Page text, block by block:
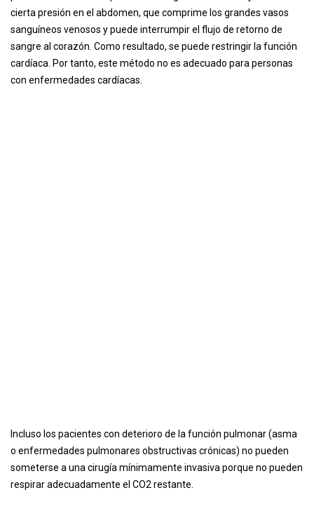
cierta presión en el abdomen, que comprime los grandes vasos
sanguíneos venosos y puede interrumpir el flujo de retorno de
sangre al corazón. Como resultado, se puede restringir la función
cardíaca. Por tanto, este método no es adecuado para personas
con enfermedades cardíacas.
Incluso los pacientes con deterioro de la función pulmonar (asma
o enfermedades pulmonares obstructivas crónicas) no pueden
someterse a una cirugía mínimamente invasiva porque no pueden
respirar adecuadamente el CO2 restante.